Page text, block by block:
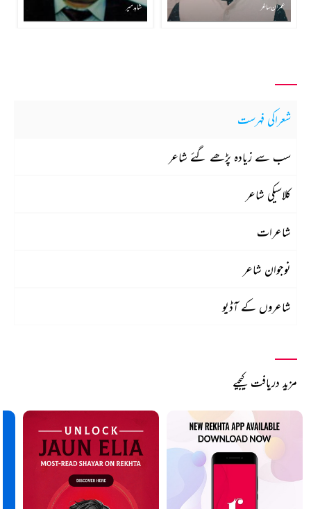
عمران ساغر شاہد میر
شعراکی فہرست
سب سے زیادہ پڑھے گئے شاعر
کلاسیکی شاعر
شاعرات
نوجوان شاعر
شاعروں کے آڈیو
مزید دریافت کیجیے